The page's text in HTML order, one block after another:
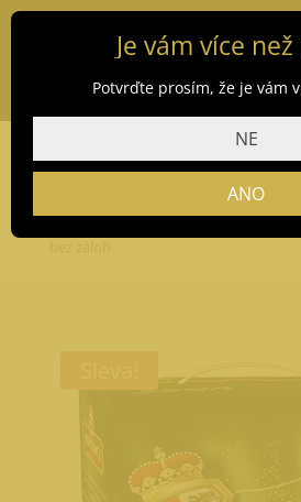
Domů/Obchod/Pivo/ Multipack
Je vám více
Potvrďte prosím, že je vám
NE
ANO